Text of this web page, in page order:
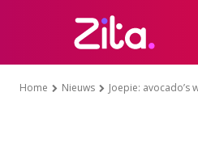
Home Nieuws Joepie: